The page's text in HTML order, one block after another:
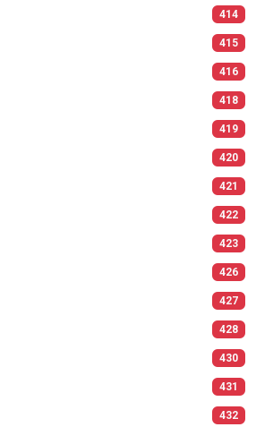
414
415
416
418
419
420
421
422
423
426
427
428
430
431
432